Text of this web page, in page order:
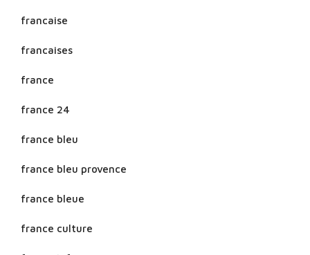
francaise
francaises
france
france 24
france bleu
france bleu provence
france bleue
france culture